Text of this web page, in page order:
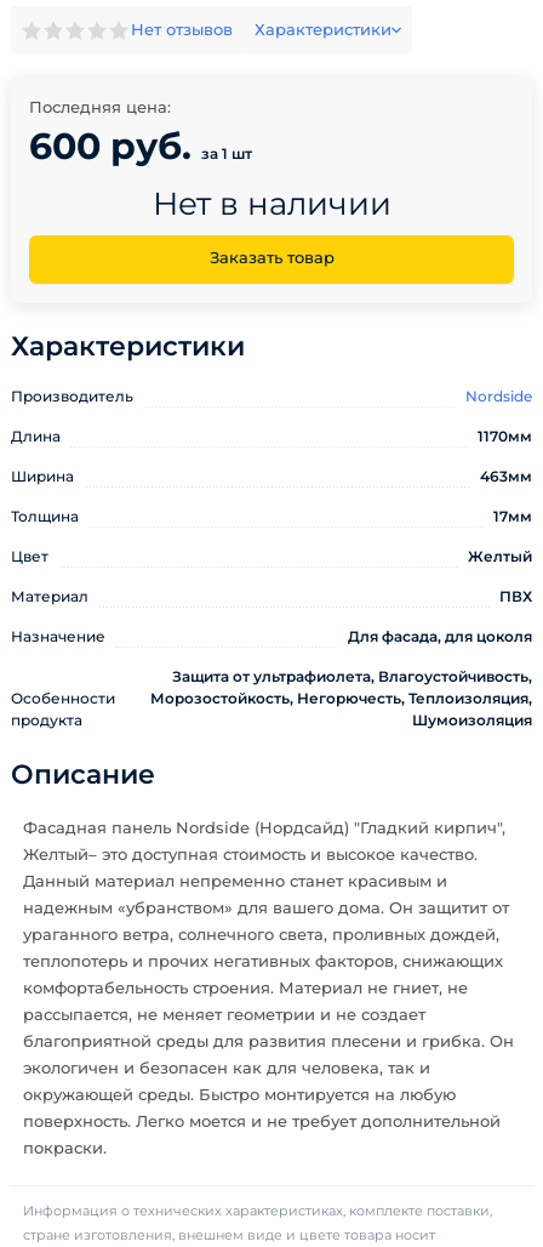
Нет отзывов Характеристики
Последняя цена:
600 руб. за 1 шт
Нет в наличии
Заказать товар
Характеристики
Производитель Nordside
Длина 1170мм
Ширина 463мм
Толщина 17мм
Цвет Желтый
Материал ПВХ
Назначение Для фасада, для цоколя
Особенности
продукта
Защита от ультрафиолета, Влагоустойчивость,
Морозостойкость, Негорючесть, Теплоизоляция,
Шумоизоляция
Описание
Фасадная панель Nordside (Нордсайд) "Гладкий кирпич",
Желтый– это доступная стоимость и высокое качество.
Данный материал непременно станет красивым и
надежным «убранством» для вашего дома. Он защитит от
ураганного ветра, солнечного света, проливных дождей,
теплопотерь и прочих негативных факторов, снижающих
комфортабельность строения. Материал не гниет, не
рассыпается, не меняет геометрии и не создает
благоприятной среды для развития плесени и грибка. Он
экологичен и безопасен как для человека, так и
окружающей среды. Быстро монтируется на любую
поверхность. Легко моется и не требует дополнительной
покраски.
Информация о технических характеристиках, комплекте поставки,
стране изготовления, внешнем виде и цвете товара носит